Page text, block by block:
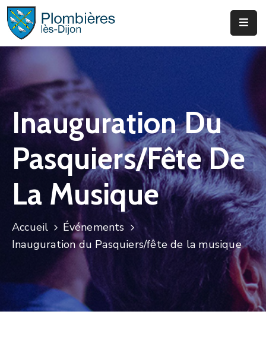
Municipalité
Services
Faire
Infos
Actus
Inauguration Du
Pasquiers/fête De
La Musique
Accueil
Événements
Inauguration du Pasquiers/fête de la musique